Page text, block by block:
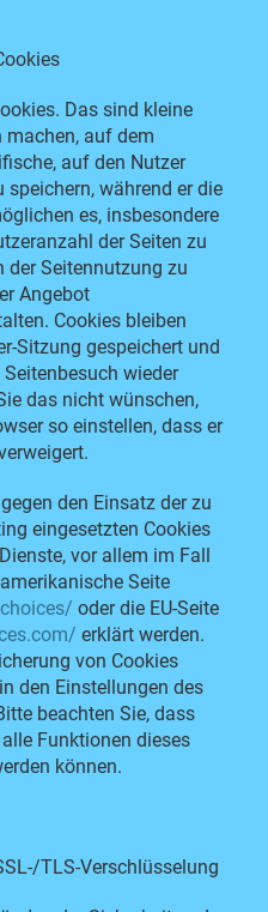
Das sind kleine
machen, auf dem
auf den Nutzer
während er die
es, insbesondere
der Seiten zu
der Seitennutzung zu
Angebot
Cookies bleiben
Sitzung gespeichert und
wieder
das nicht wünschen,
so einstellen, dass er
den Einsatz der zu
eingesetzten Cookies
vor allem im Fall
Seite
oder die EU-Seite
erklärt werden.
von Cookies
den Einstellungen des
beachten Sie, dass
Funktionen dieses
können.
TLS-Verschlüsselung